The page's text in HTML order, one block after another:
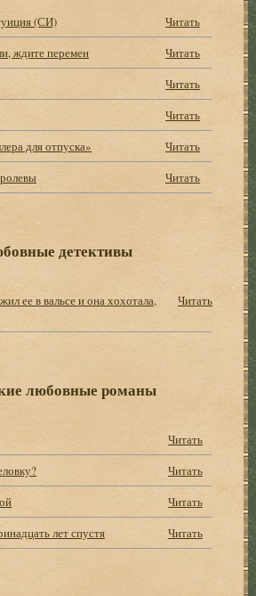
(СИ)
Читать
ждите перемен
Читать
Читать
Читать
для отпуска»
Читать
Читать
детективы
ее в вальсе и она хохотала,
Читать
любовные романы
Читать
Читать
Читать
лет спустя
Читать